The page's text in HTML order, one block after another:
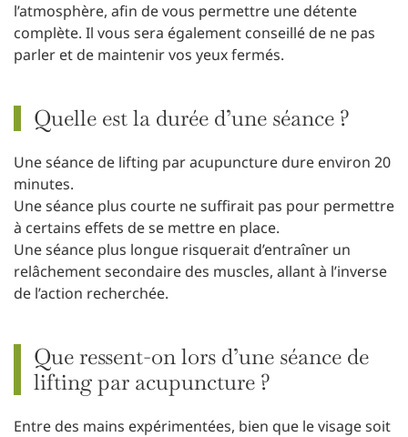
l’atmosphère, afin de vous permettre une détente
complète. Il vous sera également conseillé de ne pas
parler et de maintenir vos yeux fermés.
Quelle est la durée d’une séance ?
Une séance de lifting par acupuncture dure environ 20
minutes.
Une séance plus courte ne suffirait pas pour permettre
à certains effets de se mettre en place.
Une séance plus longue risquerait d’entraîner un
relâchement secondaire des muscles, allant à l’inverse
de l’action recherchée.
Que ressent-on lors d’une séance de
lifting par acupuncture ?
Entre des mains expérimentées, bien que le visage soit